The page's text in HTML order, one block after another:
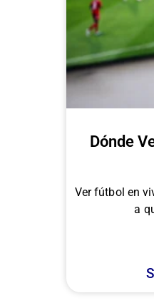
Dónde
Ver fútbol en
a